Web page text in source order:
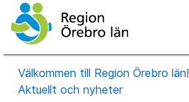
Välkommen till Region Örebro län!
Aktuellt och nyheter